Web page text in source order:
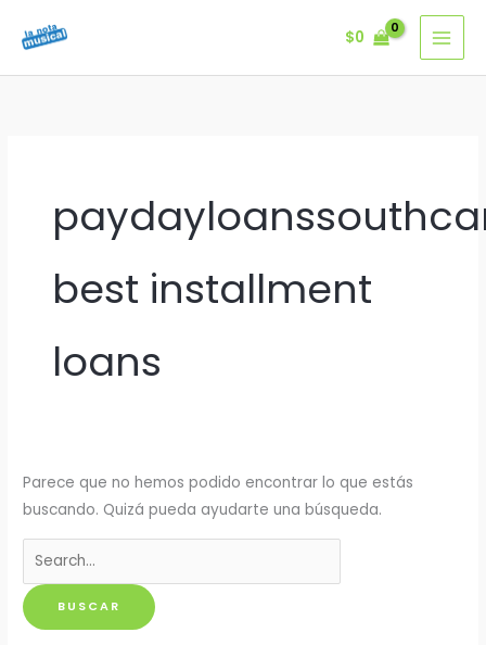
$0
best installment
loans
Parece que no hemos podido encontrar lo que estás
buscando. Quizá pueda ayudarte una búsqueda.
Buscar
por: